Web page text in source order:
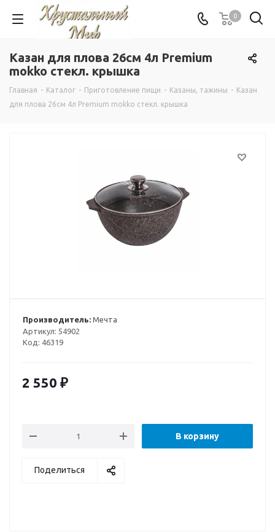
0
Казан для плова 26см 4л Premium
mokko стекл. крышка
Главная - Каталог - Приготовление пищи - Казаны, тажины - Казан
для плова 26см 4л Premium mokko стекл. крышка
Производитель: Мечта
Артикул: 54902
Код: 46319
2 550 ₽
В корзину
Поделиться